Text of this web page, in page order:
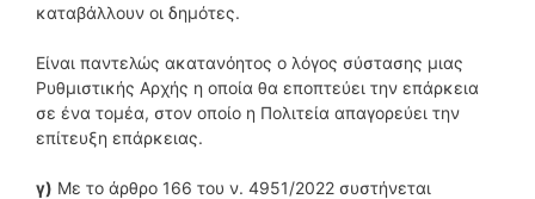
καταβάλλουν οι δημότες.
Είναι παντελώς ακατανόητος ο λόγος σύστασης μιας
Ρυθμιστικής Αρχής η οποία θα εποπτεύει την επάρκεια
σε ένα τομέα, στον οποίο η Πολιτεία απαγορεύει την
επίτευξη επάρκειας.
γ) Με το άρθρο 166 του ν. 4951/2022 συστήνεται